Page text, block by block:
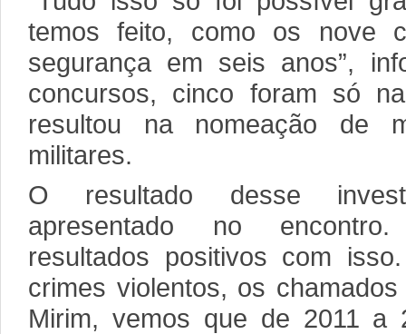
temos feito, como os nove
segurança em seis anos”,
concursos, cinco foram só
resultou na nomeação de
militares.
O resultado desse
apresentado no
resultados positivos com
crimes violentos, os
Mirim, vemos que de 2011 a